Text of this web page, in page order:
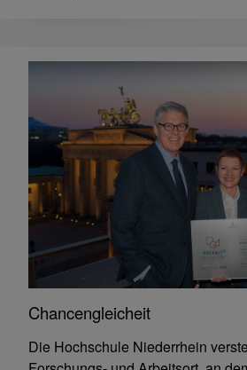
Chancengleicheit
Die Hochschule Niederrhein